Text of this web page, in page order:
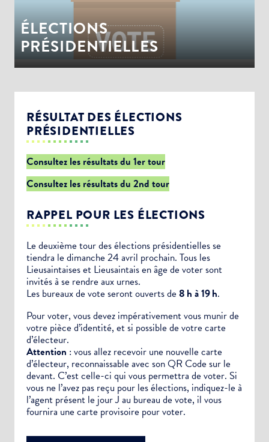
ÉLECTIONS
PRÉSIDENTIELLES
RÉSULTAT DES ÉLECTIONS
PRÉSIDENTIELLES
Consultez les résultats du 1er tour
Consultez les résultats du 2nd tour
RAPPEL POUR LES ÉLECTIONS
Le deuxième tour des élections présidentielles se
tiendra le dimanche 24 avril prochain. Tous les
Lieusaintaises et Lieusaintais en âge de voter sont
invités à se rendre aux urnes.
Les bureaux de vote seront ouverts de 8 h à 19 h.
Pour voter, vous devez impérativement vous munir de
votre pièce d’identité, et si possible de votre carte
d’électeur.
Attention : vous allez recevoir une nouvelle carte
d’électeur, reconnaissable avec son QR Code sur le
devant. C’est celle-ci qui vous permettra de voter. Si
vous ne l’avez pas reçu pour les élections, indiquez-le à
l’agent présent le jour J au bureau de vote, il vous
fournira une carte provisoire pour voter.